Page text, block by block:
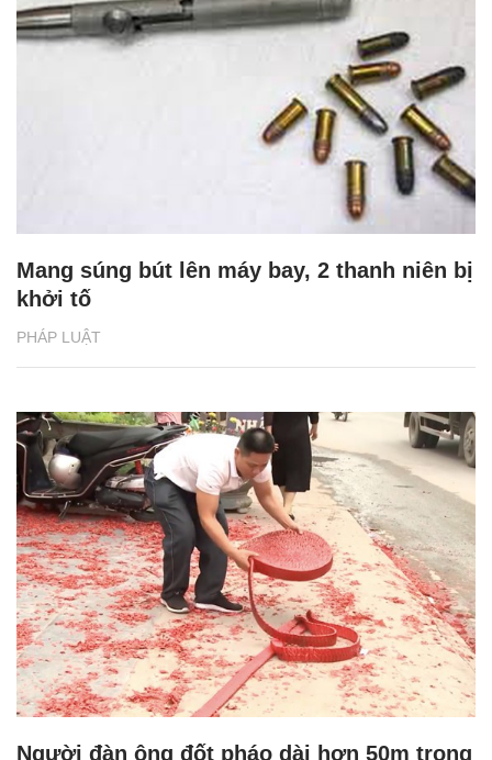
PHÁP LUẬT
Mang súng bút lên máy bay, 2 thanh niên bị
khởi tố
Người đàn ông đốt pháo dài hơn 50m trong